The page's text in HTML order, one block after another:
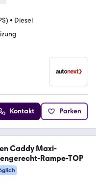
• Diesel
Kontakt Parken
Caddy Maxi-
Rampe-TOP